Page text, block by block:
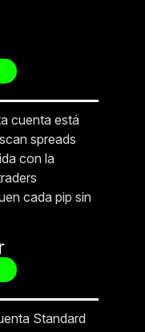
cuenta está
spreads
con la
cada pip sin
Standard